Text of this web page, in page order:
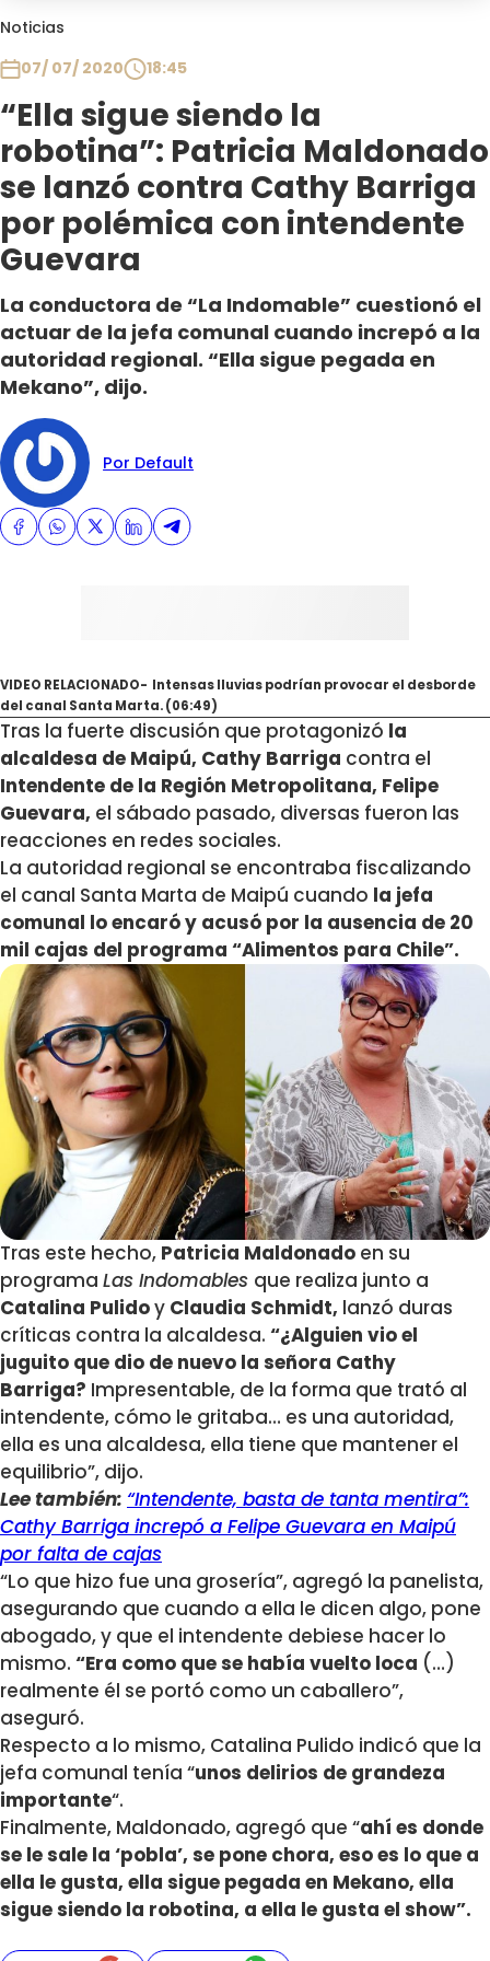
Noticias
07/ 07/ 2020
18:45
“Ella sigue siendo la
robotina”: Patricia Maldonado
se lanzó contra Cathy Barriga
por polémica con intendente
Guevara
La conductora de “La Indomable” cuestionó el
actuar de la jefa comunal cuando increpó a la
autoridad regional. “Ella sigue pegada en
Mekano”, dijo.
Por Default
VIDEO RELACIONADO- Intensas lluvias podrían provocar el desborde
del canal Santa Marta. (06:49)
Tras la fuerte discusión que protagonizó la
alcaldesa de Maipú, Cathy Barriga contra el
Intendente de la Región Metropolitana, Felipe
Guevara, el sábado pasado, diversas fueron las
reacciones en redes sociales.
La autoridad regional se encontraba fiscalizando
el canal Santa Marta de Maipú cuando la jefa
comunal lo encaró y acusó por la ausencia de 20
mil cajas del programa “Alimentos para Chile”.
Tras este hecho, Patricia Maldonado en su
programa Las Indomables que realiza junto a
Catalina Pulidoy Claudia Schmidt, lanzó duras
críticas contra la alcaldesa. “¿Alguien vio el
juguito que dio de nuevo la señora Cathy
Barriga? Impresentable, de la forma que trató al
intendente, cómo le gritaba… es una autoridad,
ella es una alcaldesa, ella tiene que mantener el
equilibrio”, dijo.
Lee también: “Intendente, basta de tanta mentira”:
Cathy Barriga increpó a Felipe Guevara en Maipú
por falta de cajas
“Lo que hizo fue una grosería”, agregó la panelista,
asegurando que cuando a ella le dicen algo, pone
abogado, y que el intendente debiese hacer lo
mismo. “Era como que se había vuelto loca (…)
realmente él se portó como un caballero”,
aseguró.
Respecto a lo mismo, Catalina Pulido indicó que la
jefa comunal tenía “unos delirios de grandeza
importante“.
Finalmente, Maldonado, agregó que “ahí es donde
se le sale la ‘pobla’, se pone chora, eso es lo que a
ella le gusta, ella sigue pegada en Mekano, ella
sigue siendo la robotina, a ella le gusta el show”.
Plan Perfecto
El Tiempo
Sabingo
Todos Los Programas